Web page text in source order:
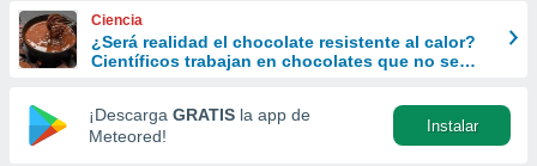
y
forma
digital
basada
Ciencia
¿Será realidad el chocolate resistente al calor?
Científicos trabajan en chocolates que no se
¡Descarga GRATIS la app de
Meteored!
Instalar